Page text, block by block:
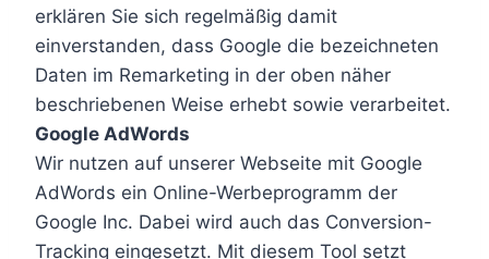
erklären Sie sich regelmäßig damit
einverstanden, dass Google die bezeichneten
Daten im Remarketing in der oben näher
beschriebenen Weise erhebt sowie verarbeitet.
Google AdWords
Wir nutzen auf unserer Webseite mit Google
AdWords ein Online-Werbeprogramm der
Google Inc. Dabei wird auch das Conversion-
Tracking eingesetzt. Mit diesem Tool setzt